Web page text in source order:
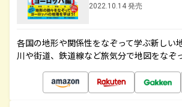
2022.10.14 発売
各国の地形や関係性をなぞって学ぶ新しい
川や街道、鉄道線など旅気分で地図をなぞ